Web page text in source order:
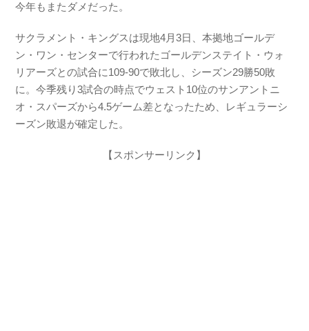
c
e
b
o
o
k
tt
er
er
n
ot
e
今年もまたダメだった。
サクラメント・キングスは現地4月3日、本拠地ゴールデ
ン・ワン・センターで行われたゴールデンステイト・ウォ
リアーズとの試合に109-90で敗北し、シーズン29勝50敗
に。今季残り3試合の時点でウェスト10位のサンアントニ
オ・スパーズから4.5ゲーム差となったため、レギュラーシ
ーズン敗退が確定した。
【スポンサーリンク】